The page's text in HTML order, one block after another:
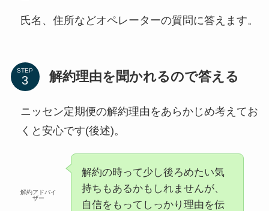
氏名、住所などオペレーターの質問に答えます。
STEP 解約理由を聞かれるので答える
ニッセン定期便の解約理由をあらかじめ考えてお
くと安心です(後述)。
解約アドバイ
ザー
解約の時って少し後ろめたい気
持ちもあるかもしれませんが、
自信をもってしっかり理由を伝